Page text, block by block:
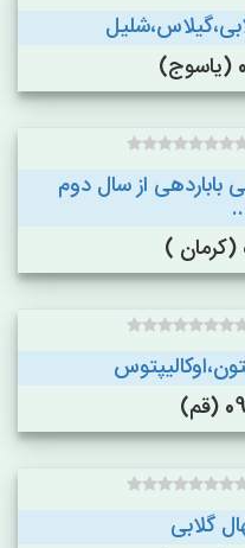
از سال دوم
گلابی